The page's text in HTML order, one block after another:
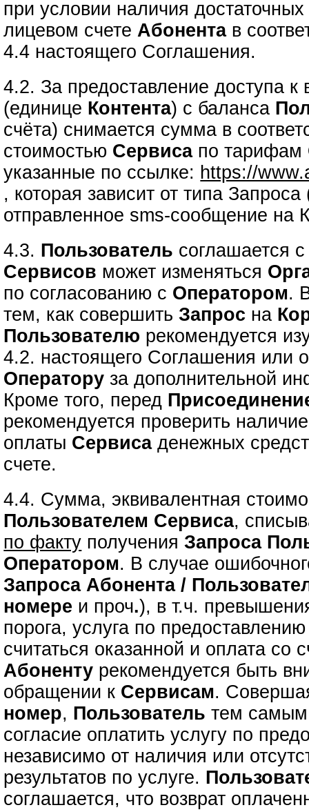
при условии наличия
лицевом счетеАбонентав
4.4 настоящего Соглашения.
4.2. За предоставление доступа
(единице Контента) с баланса
счёта) снимается сумма в
стоимостью Сервисапо тарифам
указанные по ссылке: https://
, которая зависит от типа
отправленное sms-сообщение на
4.3. Пользователь соглашается
Сервисов может изменяться
по согласованию с Оператором.
тем, как совершитьЗапрос на
Пользователю рекомендуется
4.2. настоящего Соглашения или
Оператору за дополнительной
Кроме того, перед
рекомендуется проверить
оплаты Сервисаденежных
счете.
4.4. Сумма, эквивалентная
Пользователем Сервиса,
по факту полученияЗапроса
Оператором. В случае
Запроса Абонента /
номере и проч.), в т.ч.
порога, услуга по
считаться оказанной и оплата со
Абоненту рекомендуется быть
обращении к Сервисам.
номер, Пользователь тем самым
согласие оплатить услугу по
независимо от наличия или
результатов по услуге.
соглашается, что возврат